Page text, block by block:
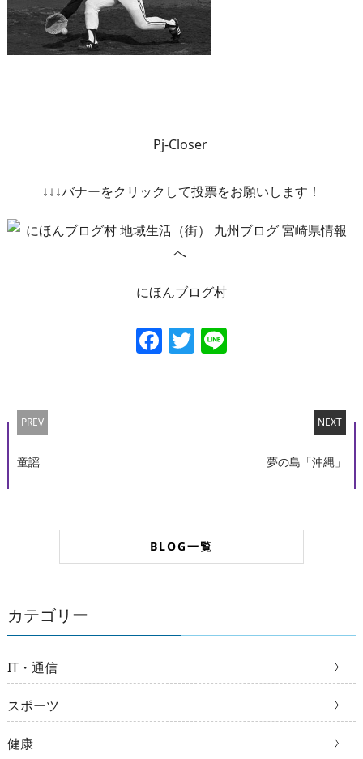
Pj-Closer
↓↓↓バナーをクリックして投票をお願いします！
にほんブログ村
Facebook
Twitter
Line
PREV
童謡
NEXT
夢の島「沖縄」
BLOG一覧
カテゴリー
IT・通信
スポーツ
健康